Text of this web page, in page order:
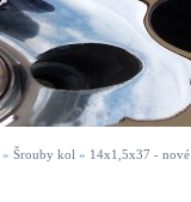
» Šrouby kol » 14x1,5x37 - nové